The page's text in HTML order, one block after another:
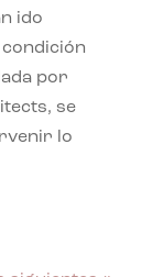
ido
por
se
lo